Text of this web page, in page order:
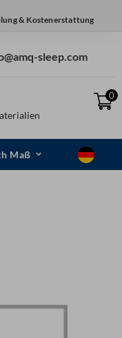
& Kostenerstattung
sleep.com
0
Maß